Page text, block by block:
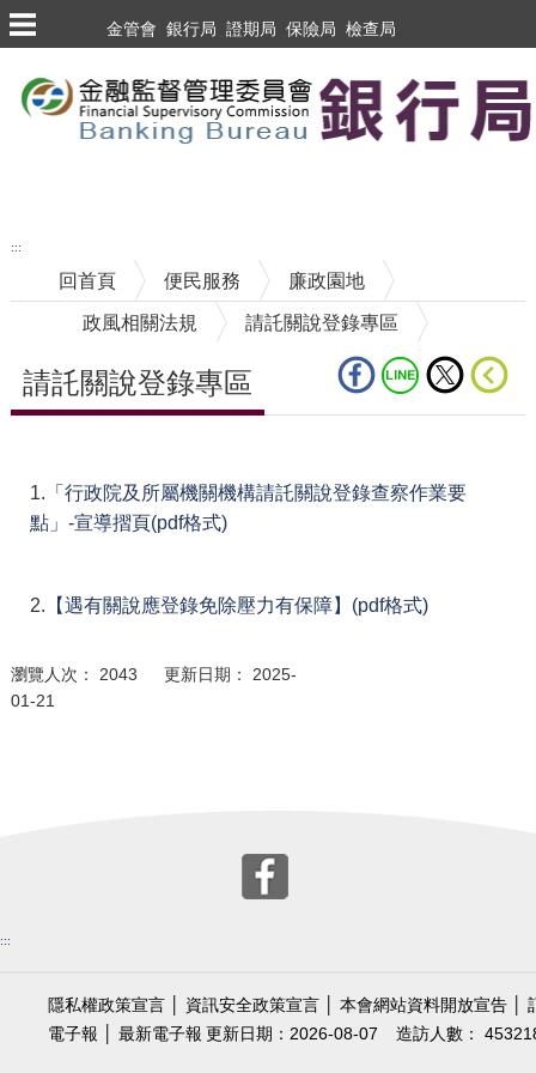
跳到主要內容區塊
金管會 銀行局 證期局 保險局 檢查局
:::
回首頁 便民服務 廉政園地
政風相關法規 請託關說登錄專區
請託關說登錄專區
1.「行政院及所屬機關機構請託關說登錄查察作業要
點」-宣導摺頁(pdf格式)
2. 【遇有關說應登錄免除壓力有保障】(pdf格式)
瀏覽人次： 2043 更新日期： 2025-
01-21
:::
隱私權政策宣言 資訊安全政策宣言 本會網站資料開放宣告
電子報
最新電子報 造訪人數：
更新日期：2026-08-07